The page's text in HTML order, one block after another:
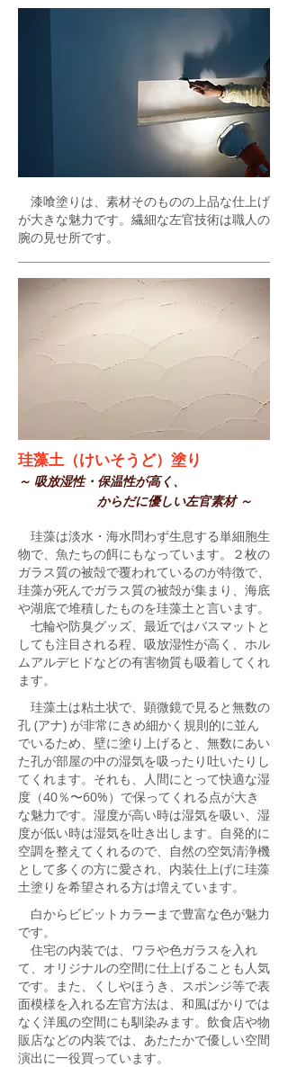
珪藻土（けいそうど）塗り
～ 吸放湿性・保温性が高く、
からだに優しい左官素材 ～
珪藻は淡水・海水問わず生息する単細胞生
物で、魚たちの餌にもなっています。２枚の
ガラス質の被殻で覆われているのが特徴で、
珪藻が死んでガラス質の被殻が集まり、海底
や湖底で堆積したものを珪藻土と言います。
七輪や防臭グッズ、最近ではバスマットと
しても注目される程、吸放湿性が高く、ホル
ムアルデヒドなどの有害物質も吸着してくれ
ます。
珪藻土は粘土状で、顕微鏡で見ると無数の
孔 (アナ) が非常にきめ細かく規則的に並ん
でいるため、壁に塗り上げると、無数にあい
た孔が部屋の中の湿気を吸ったり吐いたりし
てくれます。それも、人間にとって快適な湿
度（40％〜60%）で保ってくれる点が大き
な魅力です。湿度が高い時は湿気を吸い、湿
度が低い時は湿気を吐き出します。自発的に
空調を整えてくれるので、自然の空気清浄機
として多くの方に愛され、内装仕上げに珪藻
土塗りを希望される方は増えています。
白からビビットカラーまで豊富な色が魅力
です。
住宅の内装では、ワラや色ガラスを入れ
て、オリジナルの空間に仕上げることも人気
です。また、くしやほうき、スポンジ等で表
面模様を入れる左官方法は、和風ばかりでは
なく洋風の空間にも馴染みます。飲食店や物
販店などの内装では、あたたかで優しい空間
演出に一役買っています。
漆喰塗りは、素材そのものの上品な仕上げ
が大きな魅力です。繊細な左官技術は職人の
腕の見せ所です。